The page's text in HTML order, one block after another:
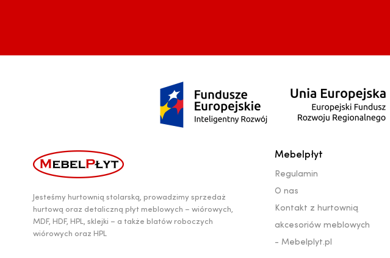
Jesteśmy hurtownią stolarską, prowadzimy sprzedaż
hurtową oraz detaliczną płyt meblowych – wiórowych,
MDF, HDF, HPL, sklejki – a także blatów roboczych
wiórowych oraz HPL
Mebelpłyt
Regulamin
O nas
Kontakt z hurtownią
akcesoriów meblowych
- Mebelplyt.pl